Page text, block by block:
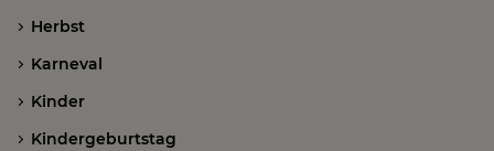
Herbst
Karneval
Kinder
Kindergeburtstag